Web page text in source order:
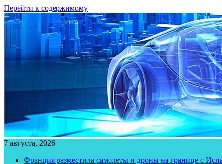
Перейти к содержимому
7 августа, 2026
Франция разместила самолеты и дроны на границе с